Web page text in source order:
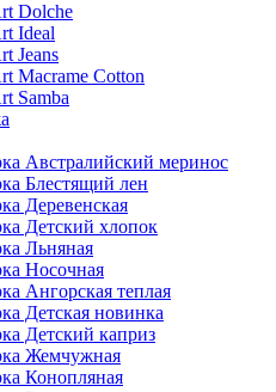
Dolche
Ideal
Jeans
Macrame Cotton
Samba
Австралийский меринос
Блестящий лен
Деревенская
Детский хлопок
Льняная
Носочная
Ангорская теплая
Детская новинка
Детский каприз
Жемчужная
Конопляная